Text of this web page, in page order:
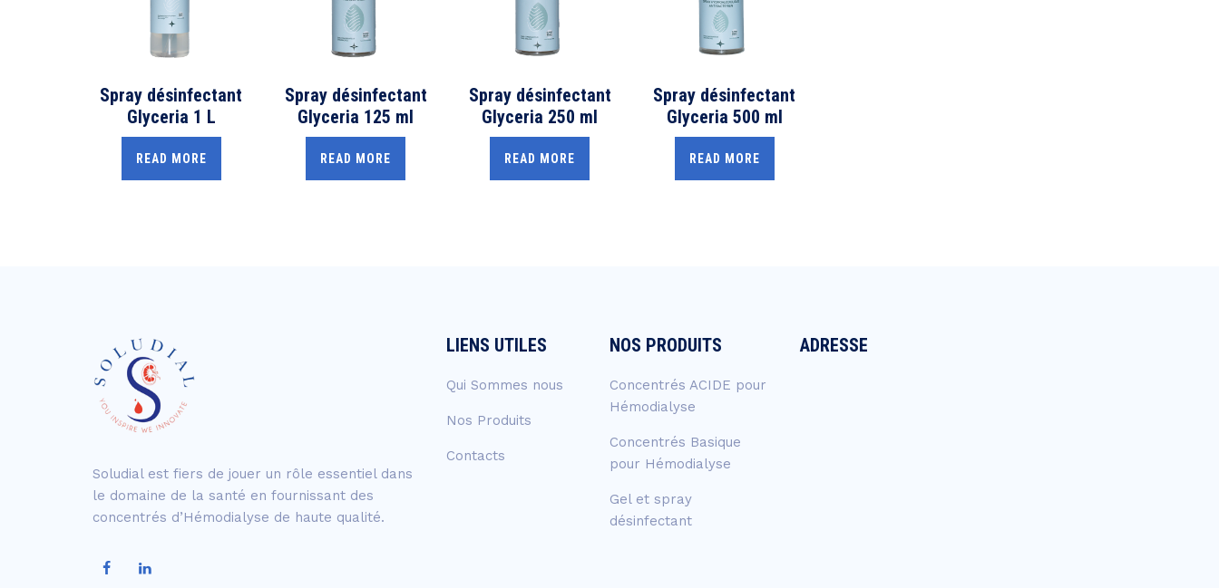
Spray désinfectant
Glyceria 1 L
READ MORE
Spray désinfectant
Glyceria 125 ml
READ MORE
Spray désinfectant
Glyceria 250 ml
READ MORE
Spray désinfectant
Glyceria 500 ml
READ MORE
Soludial est fiers de jouer un rôle essentiel dans
le domaine de la santé en fournissant des
concentrés d’Hémodialyse de haute qualité.
LIENS UTILES
Qui Sommes nous
Nos Produits
Contacts
NOS PRODUITS
Concentrés ACIDE pour
Hémodialyse
Concentrés Basique
pour Hémodialyse
Gel et spray
désinfectant
ADRESSE